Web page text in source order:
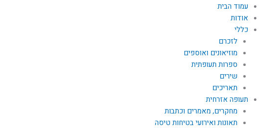
עמוד הבית
אודות
כללי
לזכרם
מוזיאונים ואוספים
ספרות תעופתית
שירים
תאריכים
תעופה אזרחית
מחקרים, מאמרים וכתבות
תאונות ואירועי בטיחות טיסה